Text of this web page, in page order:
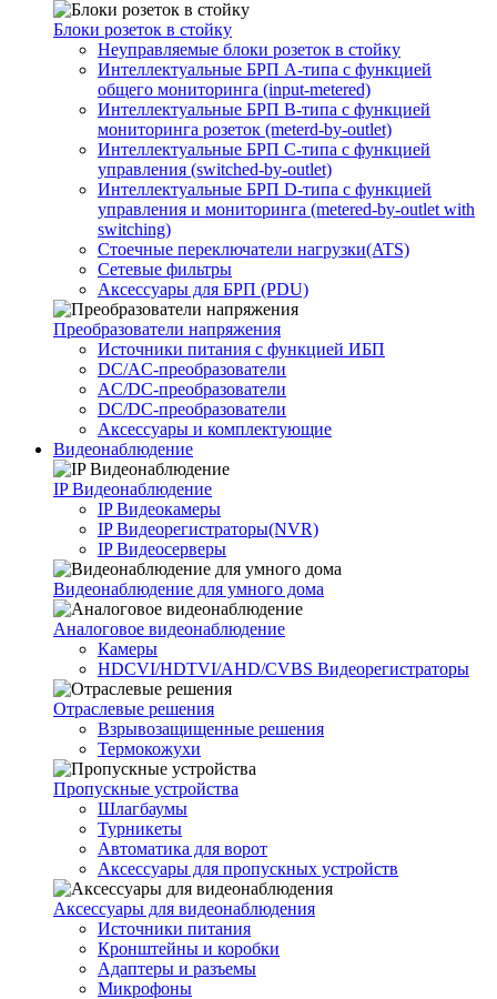
Блоки розеток в стойку
Неуправляемые блоки розеток в стойку
Интеллектуальные БРП А-типа с функцией
общего мониторинга (input-metered)
Интеллектуальные БРП B-типа с функцией
мониторинга розеток (meterd-by-outlet)
Интеллектуальные БРП C-типа с функцией
управления (switched-by-outlet)
Интеллектуальные БРП D-типа с функцией
управления и мониторинга (metered-by-outlet with
switching)
Стоечные переключатели нагрузки(ATS)
Сетевые фильтры
Аксессуары для БРП (PDU)
Преобразователи напряжения
Источники питания c функцией ИБП
DC/AC-преобразователи
AC/DC-преобразователи
DC/DC-преобразователи
Аксессуары и комплектующие
Видеонаблюдение
IP Видеонаблюдение
IP Видеокамеры
IP Видеорегистраторы(NVR)
IP Видеосерверы
Видеонаблюдение для умного дома
Аналоговое видеонаблюдение
Камеры
HDCVI/HDTVI/AHD/CVBS Видеорегистраторы
Отраслевые решения
Взрывозащищенные решения
Термокожухи
Пропускные устройства
Шлагбаумы
Турникеты
Автоматика для ворот
Аксессуары для пропускных устройств
Аксессуары для видеонаблюдения
Источники питания
Кронштейны и коробки
Адаптеры и разъемы
Микрофоны